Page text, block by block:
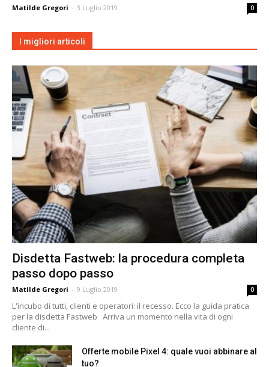
Matilde Gregori - 3 Luglio 2019 0
I migliori articoli
Disdetta Fastweb: la procedura completa
passo dopo passo
Matilde Gregori - 9 Luglio 2019 0
L'incubo di tutti, clienti e operatori: il recesso. Ecco la guida pratica
per la disdetta Fastweb Arriva un momento nella vita di ogni
cliente di...
Offerte mobile Pixel 4: quale vuoi abbinare al
tuo?